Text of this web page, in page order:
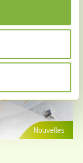
Nouvelles